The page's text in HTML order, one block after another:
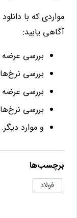
مواردی که با
آگاهی یابید:
بررسی
بررسی
بررسی
بررسی
و موارد
برچسب‌ها
فولاد